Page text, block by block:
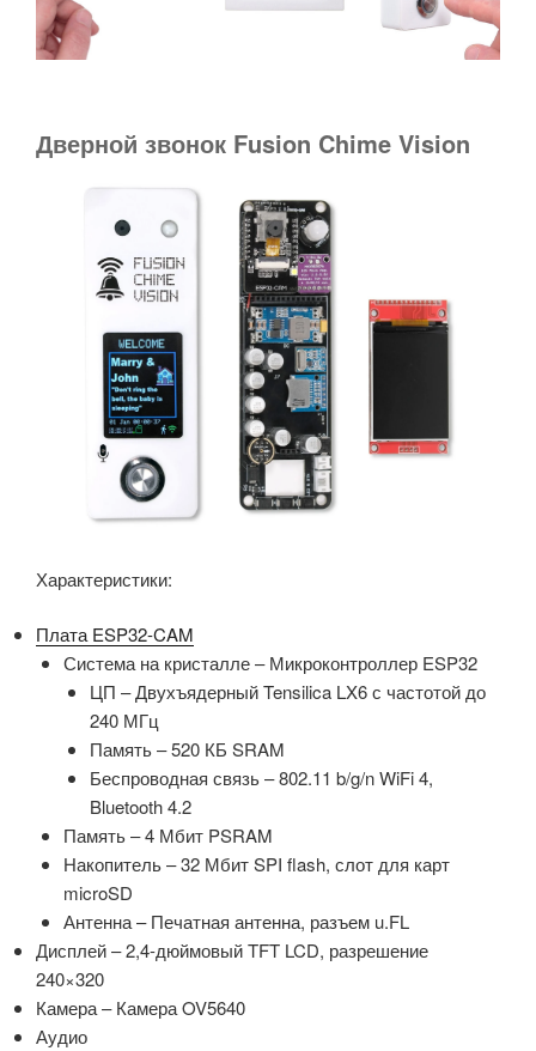
Дверной звонок Fusion Chime Vision
Характеристики:
Плата ESP32-CAM
Система на кристалле – Микроконтроллер ESP32
ЦП – Двухъядерный Tensilica LX6 с частотой до
240 МГц
Память – 520 КБ SRAM
Беспроводная связь – 802.11 b/g/n WiFi 4,
Bluetooth 4.2
Память – 4 Мбит PSRAM
Накопитель – 32 Мбит SPI flash, слот для карт
microSD
Антенна – Печатная антенна, разъем u.FL
Дисплей – 2,4-дюймовый TFT LCD, разрешение
240×320
Камера – Камера OV5640
Аудио